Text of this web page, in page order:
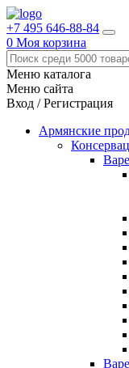
+7 495 646-88-84
0 Моя корзина
Меню каталога
Меню сайта
Вход / Регистрация
Армянские